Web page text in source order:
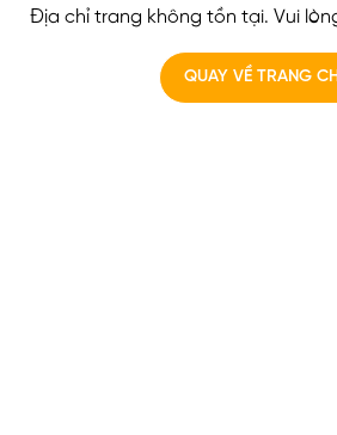
Địa chỉ trang không tồn tại. Vui
QUAY VỀ TRANG